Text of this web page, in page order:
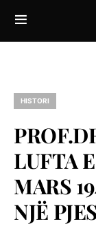
HISTORI
LUFTA
MARS
NJË